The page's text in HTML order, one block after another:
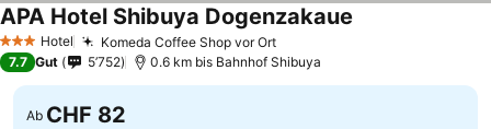
3 SterneHotel Komeda Coffee Shop vor OrtPreise sehen
APA Hotel Shibuya Dogenzakaue
7.7 Gut 5’752 0.6 km bis Bahnhof Shibuya
Ab CHF 82